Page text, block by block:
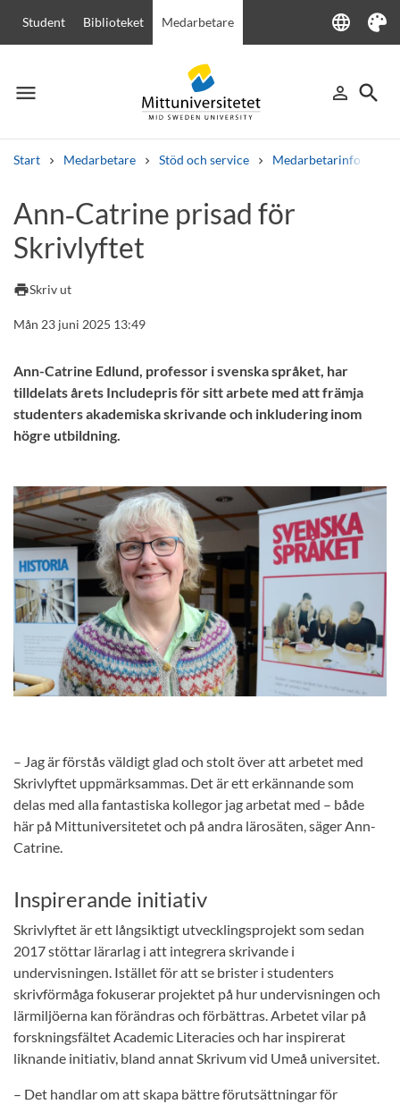
Student Biblioteket Medarbetare language
Language
Tema
menu
Meny person_outline
Logga in
search
Sök
Start Medarbetare Stöd och service Medarbetarinfo
Andra söktjänster
Kurser och program
Lediga jobb
Ann‑Catrine prisad för
Skrivlyftet
printSkriv ut
Mån 23 juni 2025 13:49
Ann-Catrine Edlund, professor i svenska språket, har
tilldelats årets Includepris för sitt arbete med att främja
studenters akademiska skrivande och inkludering inom
högre utbildning.
– Jag är förstås väldigt glad och stolt över att arbetet med
Skrivlyftet uppmärksammas. Det är ett erkännande som
delas med alla fantastiska kollegor jag arbetat med – både
här på Mittuniversitetet och på andra lärosäten, säger Ann-
Catrine.
Inspirerande initiativ
Skrivlyftet är ett långsiktigt utvecklingsprojekt som sedan
2017 stöttar lärarlag i att integrera skrivande i
undervisningen. Istället för att se brister i studenters
skrivförmåga fokuserar projektet på hur undervisningen och
lärmiljöerna kan förändras och förbättras. Arbetet vilar på
forskningsfältet Academic Literacies och har inspirerat
liknande initiativ, bland annat Skrivum vid Umeå universitet.
– Det handlar om att skapa bättre förutsättningar för